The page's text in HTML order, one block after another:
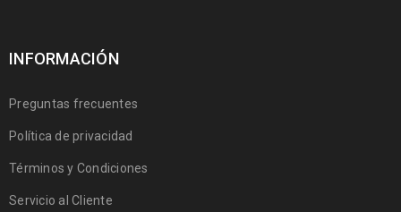
INFORMACIÓN
Preguntas frecuentes
Política de privacidad
Términos y Condiciones
Servicio al Cliente